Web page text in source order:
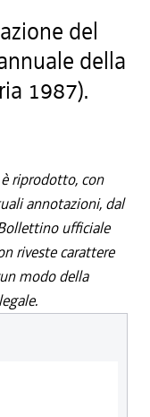
del
della
1987).
riprodotto, con
annotazioni, dal
ufficiale
riveste carattere
modo della